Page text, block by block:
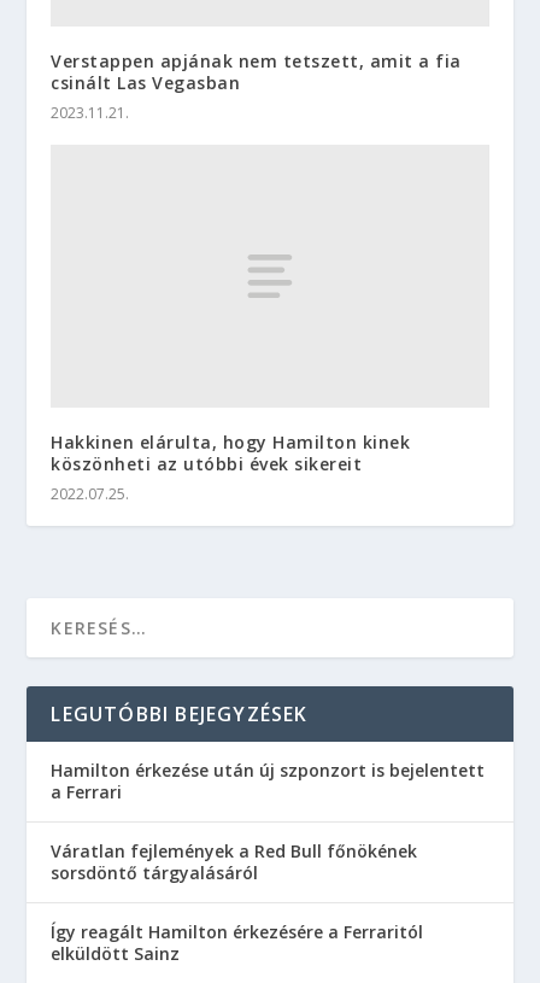
Verstappen apjának nem tetszett, amit a fia
csinált Las Vegasban
2023.11.21.
Hakkinen elárulta, hogy Hamilton kinek
köszönheti az utóbbi évek sikereit
2022.07.25.
LEGUTÓBBI BEJEGYZÉSEK
Hamilton érkezése után új szponzort is bejelentett
a Ferrari
Váratlan fejlemények a Red Bull főnökének
sorsdöntő tárgyalásáról
Így reagált Hamilton érkezésére a Ferraritól
elküldött Sainz